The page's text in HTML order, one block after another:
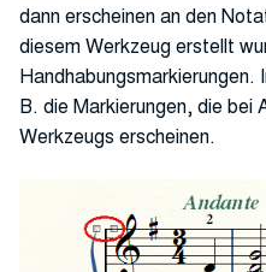
dann erscheinen an den
diesem Werkzeug erstellt
Handhabungsmarkierungen.
B. die Markierungen, die bei
Werkzeugs erscheinen.